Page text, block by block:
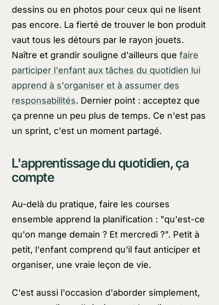
dessins ou en photos pour ceux qui ne lisent
pas encore. La fierté de trouver le bon produit
vaut tous les détours par le rayon jouets.
Naître et grandir souligne d'ailleurs que faire
participer l'enfant aux tâches du quotidien lui
apprend à s'organiser et à assumer des
responsabilités. Dernier point : acceptez que
ça prenne un peu plus de temps. Ce n'est pas
un sprint, c'est un moment partagé.
L'apprentissage du quotidien, ça
compte
Au-delà du pratique, faire les courses
ensemble apprend la planification : "qu'est-ce
qu'on mange demain ? Et mercredi ?". Petit à
petit, l'enfant comprend qu'il faut anticiper et
organiser, une vraie leçon de vie.
C'est aussi l'occasion d'aborder simplement,